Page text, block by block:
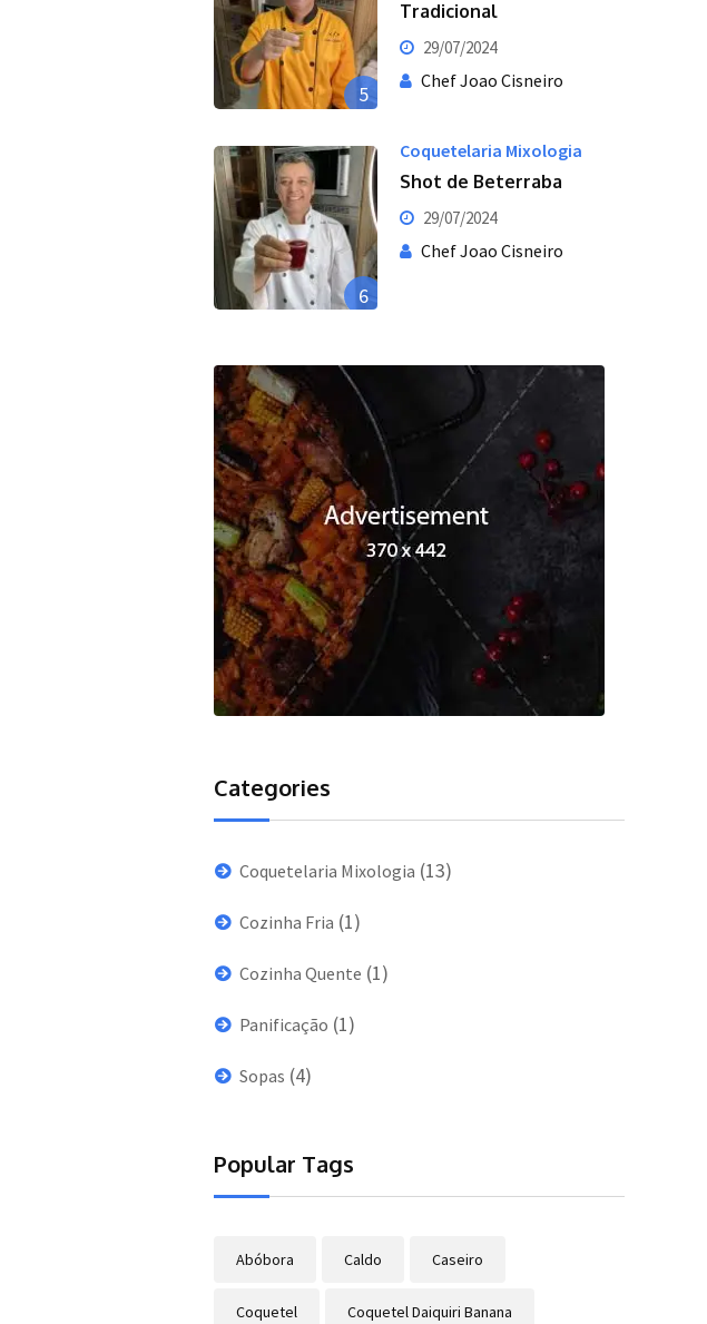
5
Tradicional
29/07/2024
Chef Joao Cisneiro
6
Coquetelaria Mixologia
Shot de Beterraba
29/07/2024
Chef Joao Cisneiro
Categories
Coquetelaria Mixologia (13)
Cozinha Fria (1)
Cozinha Quente (1)
Panificação (1)
Sopas (4)
Popular Tags
Abóbora Caldo Caseiro
Coquetel Coquetel Daiquiri Banana